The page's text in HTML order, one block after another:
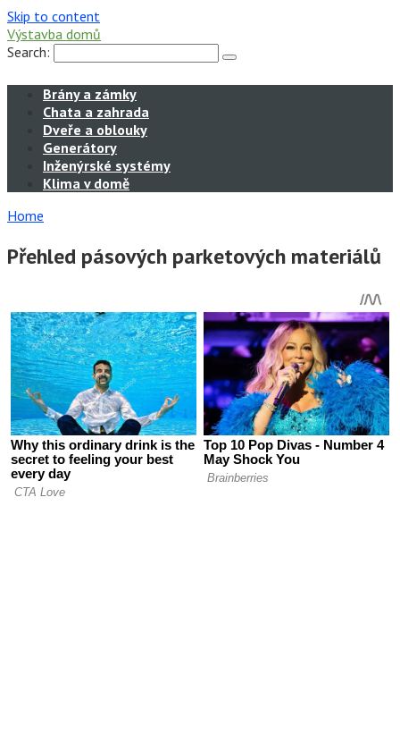
Skip to content
Výstavba domů
Search:
Brány a zámky
Chata a zahrada
Dveře a oblouky
Generátory
Inženýrské systémy
Klima v domě
Home
Přehled pásových parketových materiálů